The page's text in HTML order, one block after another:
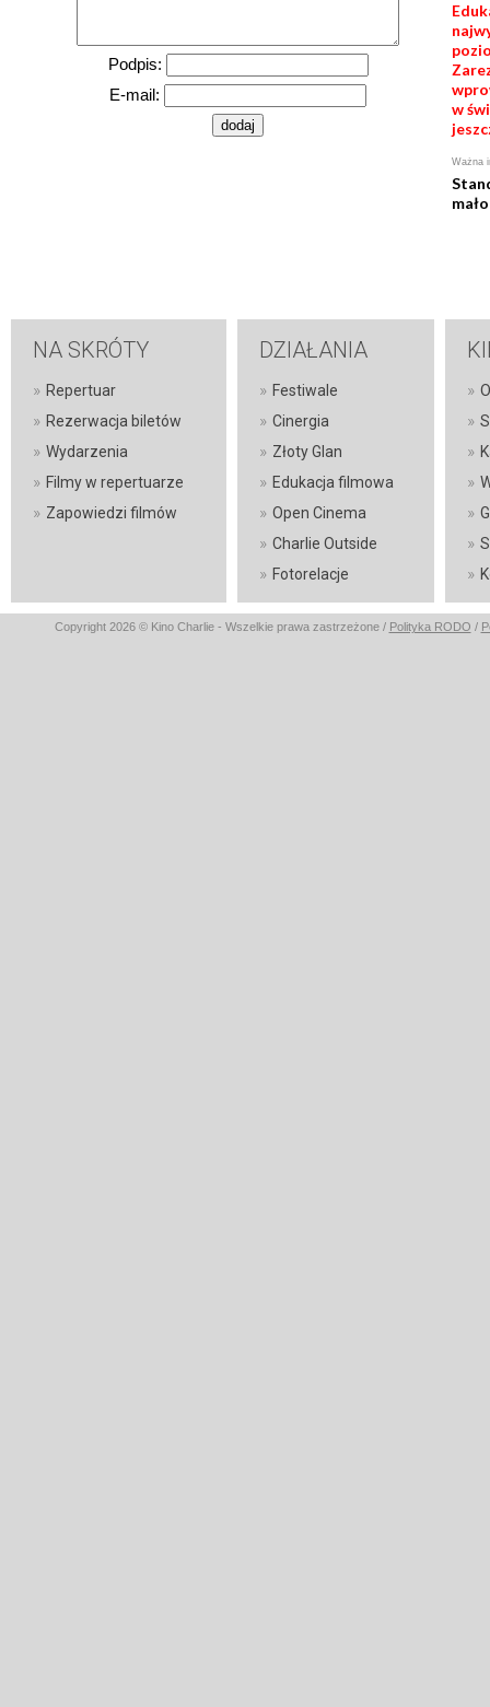
Podpis:
E-mail:
w
Ważna
NA SKRÓTY
» Repertuar
» Rezerwacja biletów
» Wydarzenia
» Filmy w repertuarze
» Zapowiedzi filmów
DZIAŁANIA
» Festiwale
» Cinergia
» Złoty Glan
» Edukacja filmowa
» Open Cinema
» Charlie Outside
» Fotorelacje
»
»
»
»
»
»
»
Copyright 2026 © Kino Charlie - Wszelkie prawa zastrzeżone / Polityka RODO /